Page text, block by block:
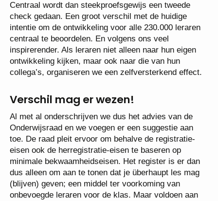
Centraal wordt dan steekproefsgewijs een tweede
check gedaan. Een groot verschil met de huidige
intentie om de ontwikkeling voor alle 230.000 leraren
centraal te beoordelen. En volgens ons veel
inspirerender. Als leraren niet alleen naar hun eigen
ontwikkeling kijken, maar ook naar die van hun
collega’s, organiseren we een zelfversterkend effect.
Verschil mag er wezen!
Al met al onderschrijven we dus het advies van de
Onderwijsraad en we voegen er een suggestie aan
toe. De raad pleit ervoor om behalve de registratie-
eisen ook de herregistratie-eisen te baseren op
minimale bekwaamheidseisen. Het register is er dan
dus alleen om aan te tonen dat je überhaupt les mag
(blijven) geven; een middel ter voorkoming van
onbevoegde leraren voor de klas. Maar voldoen aan